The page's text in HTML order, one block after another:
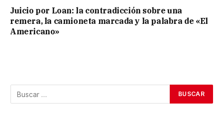
Juicio por Loan: la contradicción sobre una
remera, la camioneta marcada y la palabra de «El
Americano»